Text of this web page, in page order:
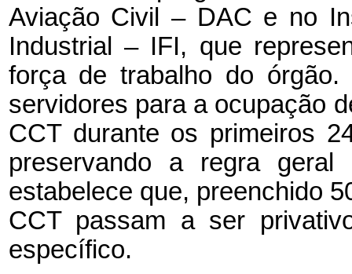
Aviação Civil – DAC e no
Industrial – IFI, que
força de trabalho do
servidores para a ocupação
CCT durante os primeiros
preservando a regra
estabelece que, preenchido
CCT passam a ser
específico.